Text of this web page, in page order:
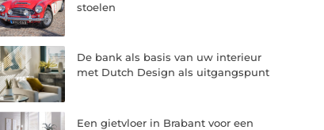
stoelen
De bank als basis van uw interieur
met Dutch Design als uitgangspunt
Een gietvloer in Brabant voor een